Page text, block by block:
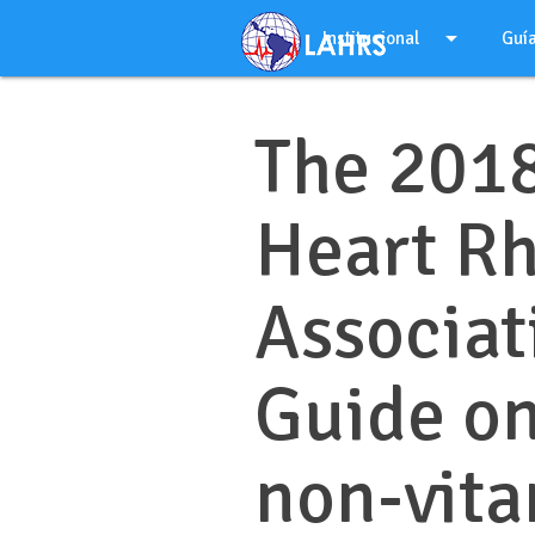
Institucional arrow_drop_down
The
Heart
Guide
non-